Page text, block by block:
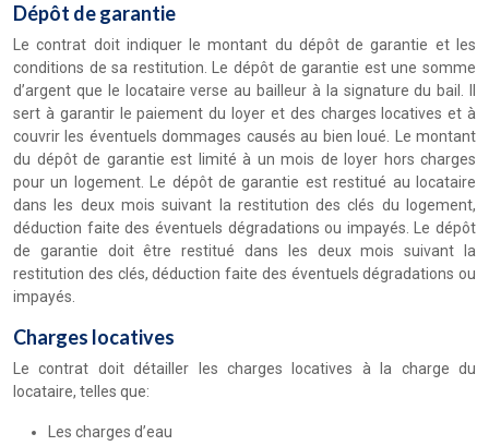
Dépôt de garantie
Le contrat doit indiquer le montant du dépôt de garantie et les
conditions de sa restitution. Le dépôt de garantie est une somme
d’argent que le locataire verse au bailleur à la signature du bail. Il
sert à garantir le paiement du loyer et des charges locatives et à
couvrir les éventuels dommages causés au bien loué. Le montant
du dépôt de garantie est limité à un mois de loyer hors charges
pour un logement. Le dépôt de garantie est restitué au locataire
dans les deux mois suivant la restitution des clés du logement,
déduction faite des éventuels dégradations ou impayés. Le dépôt
de garantie doit être restitué dans les deux mois suivant la
restitution des clés, déduction faite des éventuels dégradations ou
impayés.
Charges locatives
Le contrat doit détailler les charges locatives à la charge du
locataire, telles que:
Les charges d’eau